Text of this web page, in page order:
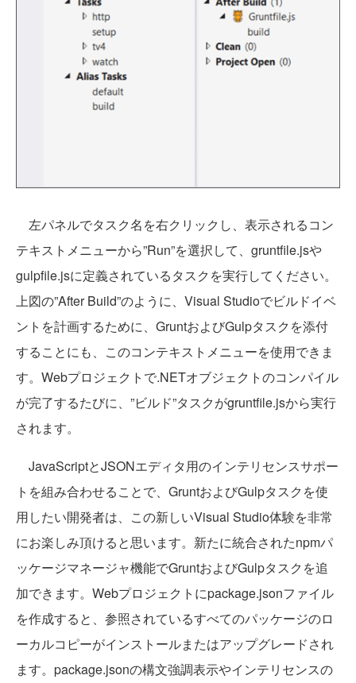
左パネルでタスク名を右クリックし、表示されるコン
テキストメニューから”Run”を選択して、gruntfile.jsや
gulpfile.jsに定義されているタスクを実行してください。
上図の”After Build”のように、Visual Studioでビルドイベ
ントを計画するために、GruntおよびGulpタスクを添付
することにも、このコンテキストメニューを使用できま
す。Webプロジェクトで.NETオブジェクトのコンパイル
が完了するたびに、”ビルド”タスクがgruntfile.jsから実行
されます。
JavaScriptとJSONエディタ用のインテリセンスサポー
トを組み合わせることで、GruntおよびGulpタスクを使
用したい開発者は、この新しいVisual Studio体験を非常
にお楽しみ頂けると思います。新たに統合されたnpmパ
ッケージマネージャ機能でGruntおよびGulpタスクを追
加できます。Webプロジェクトにpackage.jsonファイル
を作成すると、参照されているすべてのパッケージのロ
ーカルコピーがインストールまたはアップグレードされ
ます。package.jsonの構文強調表示やインテリセンスの